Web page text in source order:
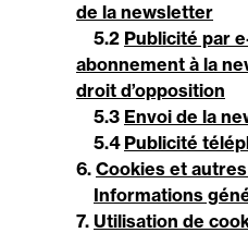
de la newsletter
5.2 Publicité par
abonnement à la
droit d’opposition
5.3 Envoi de la
5.4 Publicité
6. Cookies et
Informations
7. Utilisation de